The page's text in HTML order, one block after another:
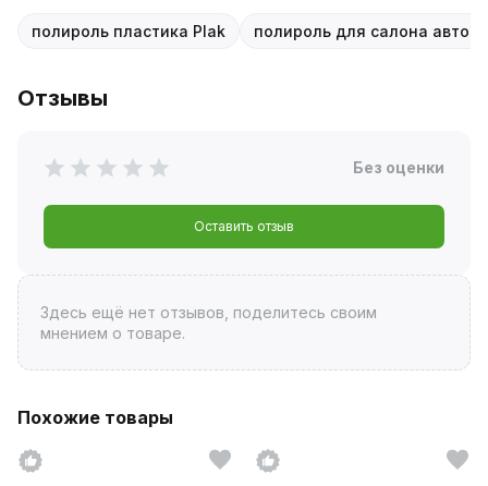
полироль пластика Plak полироль для салона
Отзывы
Без оценки
Оставить отзыв
Здесь ещё нет отзывов, поделитесь своим
мнением о товаре.
Похожие товары